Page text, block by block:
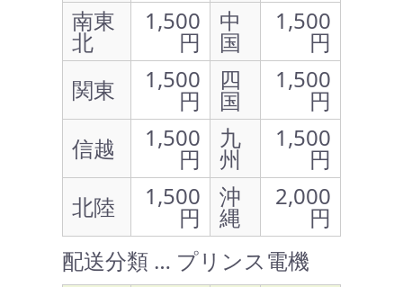
南東
北
1,500
円
中
国
1,500
円
関東
1,500
円
四
国
1,500
円
信越
1,500
円
九
州
1,500
円
北陸
1,500
円
沖
縄
2,000
円
配送分類 … プリンス電機